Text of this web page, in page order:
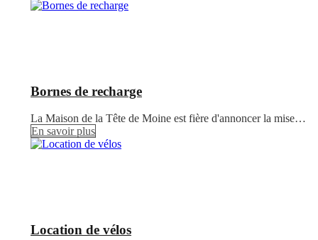
Bornes de recharge
La Maison de la Tête de Moine est fière d'annoncer la mise…
En savoir plus
Location de vélos